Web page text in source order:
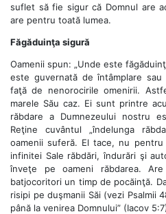
suflet să fie sigur că Domnul are
are pentru toată lumea.
Făgăduinţa sigură
Oamenii spun: „Unde este
este guvernată de întâmplare
faţă de nenorocirile omenirii.
marele Său caz. Ei sunt printre
răbdare a Dumnezeului nostru
Reţine cuvântul „îndelunga
oamenii suferă. El tace, nu
infinitei Sale răbdări, îndurări şi
înveţe pe oameni răbdarea.
batjocoritori un timp de pocăinţă.
risipi pe duşmanii Săi (vezi Psalmii
până la venirea Domnului” (Iacov